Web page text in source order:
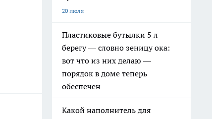
20 июля
Пластиковые бутылки 5 л
берегу — словно зеницу ока:
вот что из них делаю —
порядок в доме теперь
обеспечен
Какой наполнитель для